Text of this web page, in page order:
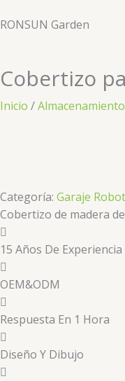
al
RONSUN Garden
Cobertizo
Inicio /
Categoría: Garaje
Cobertizo de madera
15 Años De Experiencia
OEM&ODM
Respuesta En 1 Hora
Diseño Y Dibujo